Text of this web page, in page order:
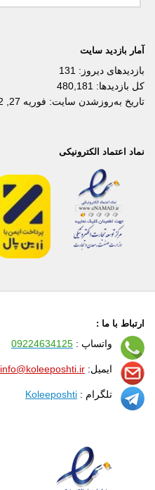
آمار بازدید سایت
بازدیدهای دیروز: 131
کل بازدیدها: 480,181
تاریخ به‌روزشدن سایت: فوریه 27, 2022
نماد اعتماد الکترونیکی
ارتباط با ما :
واتساپ : 09224634125
ایمیل: info@koleeposhti.ir
تلگرام : Koleeposhti